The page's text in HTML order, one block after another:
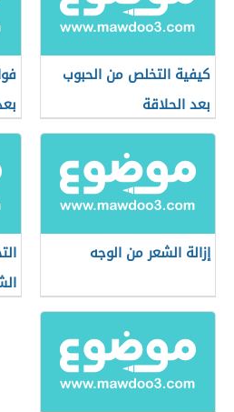
كيفية التخلص من الحبوب
بعد الحلاقة
إزالة الشعر من الوجه